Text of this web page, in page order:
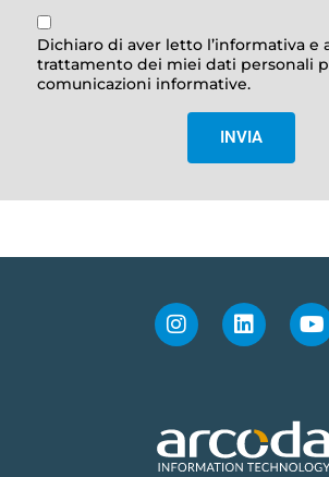
Dichiaro di aver letto l’informativa e
trattamento dei miei dati personali
comunicazioni informative.
INVIA